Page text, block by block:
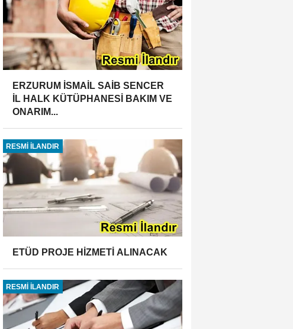
ERZURUM İSMAİL SAİB SENCER
İL HALK KÜTÜPHANESİ BAKIM VE
ONARIM...
RESMİ İLANDIR
ETÜD PROJE HİZMETİ ALINACAK
RESMİ İLANDIR